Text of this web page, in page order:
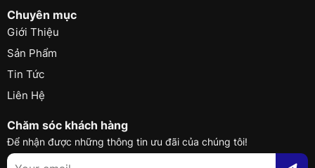
Chuyên mục
Giới Thiệu
Sản Phẩm
Tin Tức
Liên Hệ
Chăm sóc khách hàng
Để nhận được những thông tin ưu đãi của chúng tôi!